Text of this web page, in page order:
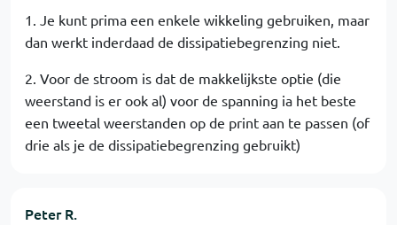
1. Je kunt prima een enkele wikkeling gebruiken, maar
dan werkt inderdaad de dissipatiebegrenzing niet.
2. Voor de stroom is dat de makkelijkste optie (die
weerstand is er ook al) voor de spanning ia het beste
een tweetal weerstanden op de print aan te passen (of
drie als je de dissipatiebegrenzing gebruikt)
Peter R.